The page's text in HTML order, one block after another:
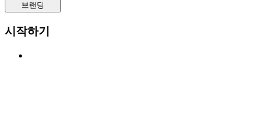
브랜딩
시작하기